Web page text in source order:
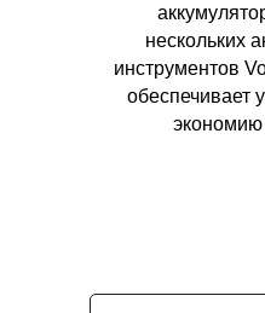
нескольких
инструментов
обеспечивает
экономию